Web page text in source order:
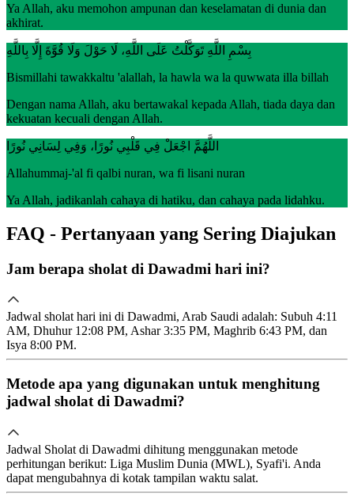
Ya Allah, aku memohon ampunan dan keselamatan di dunia dan
akhirat.
بِسْمِ اللَّهِ تَوَكَّلْتُ عَلَى اللَّهِ، لَا حَوْلَ وَلَا قُوَّةَ إِلَّا بِاللَّهِ
Bismillahi tawakkaltu 'alallah, la hawla wa la quwwata illa billah
Dengan nama Allah, aku bertawakal kepada Allah, tiada daya dan
kekuatan kecuali dengan Allah.
اللَّهُمَّ اجْعَلْ فِي قَلْبِي نُورًا، وَفِي لِسَانِي نُورًا
Allahummaj-'al fi qalbi nuran, wa fi lisani nuran
Ya Allah, jadikanlah cahaya di hatiku, dan cahaya pada lidahku.
FAQ - Pertanyaan yang Sering Diajukan
Jam berapa sholat di Dawadmi hari ini?
Jadwal sholat hari ini di Dawadmi, Arab Saudi adalah: Subuh 4:11
AM, Dhuhur 12:08 PM, Ashar 3:35 PM, Maghrib 6:43 PM, dan
Isya 8:00 PM.
Metode apa yang digunakan untuk menghitung
jadwal sholat di Dawadmi?
Jadwal Sholat di Dawadmi dihitung menggunakan metode
perhitungan berikut: Liga Muslim Dunia (MWL), Syafi'i. Anda
dapat mengubahnya di kotak tampilan waktu salat.